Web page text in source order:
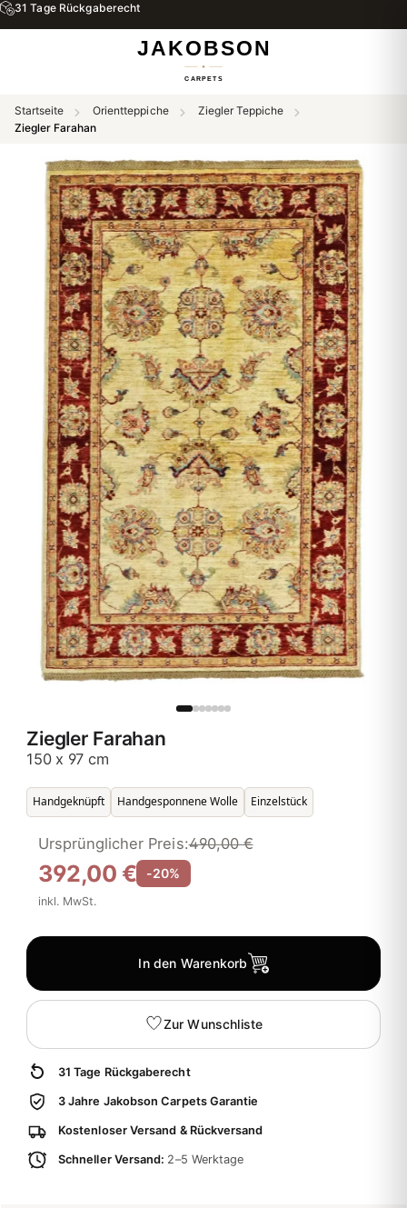
31 Tage Rückgaberecht
Startseite Orientteppiche
Ziegler Teppiche
Ziegler Farahan
Ziegler Farahan
150 x 97 cm
Handgeknüpft Handgesponnene Wolle Einzelstück
392,00 €
Ursprünglicher Preis:490,00 €
-20%
inkl. MwSt.
In den Warenkorb
Zur Wunschliste
31 Tage Rückgaberecht
3 Jahre Jakobson Carpets Garantie
Kostenloser Versand & Rückversand
Schneller Versand: 2–5 Werktage